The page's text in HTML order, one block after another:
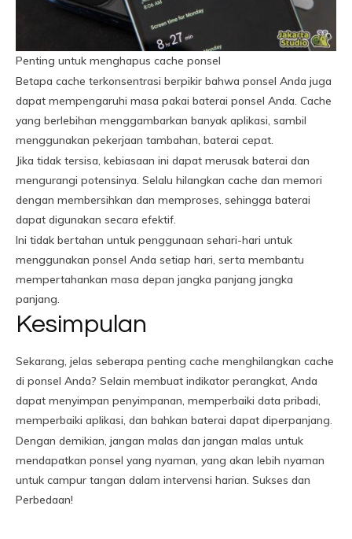
Penting untuk menghapus cache ponsel
Betapa cache terkonsentrasi berpikir bahwa ponsel Anda juga
dapat mempengaruhi masa pakai baterai ponsel Anda. Cache
yang berlebihan menggambarkan banyak aplikasi, sambil
menggunakan pekerjaan tambahan, baterai cepat.
Jika tidak tersisa, kebiasaan ini dapat merusak baterai dan
mengurangi potensinya. Selalu hilangkan cache dan memori
dengan membersihkan dan memproses, sehingga baterai
dapat digunakan secara efektif.
Ini tidak bertahan untuk penggunaan sehari-hari untuk
menggunakan ponsel Anda setiap hari, serta membantu
mempertahankan masa depan jangka panjang jangka
panjang.
Kesimpulan
Sekarang, jelas seberapa penting cache menghilangkan cache
di ponsel Anda? Selain membuat indikator perangkat, Anda
dapat menyimpan penyimpanan, memperbaiki data pribadi,
memperbaiki aplikasi, dan bahkan baterai dapat diperpanjang.
Dengan demikian, jangan malas dan jangan malas untuk
mendapatkan ponsel yang nyaman, yang akan lebih nyaman
untuk campur tangan dalam intervensi harian. Sukses dan
Perbedaan!